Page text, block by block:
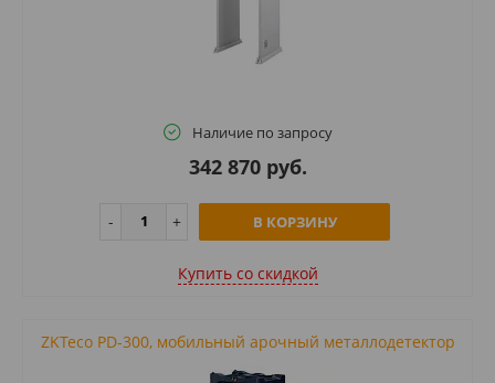
Наличие по запросу
342 870 руб.
В КОРЗИНУ
Купить cо скидкой
ZKTeco PD-300, мобильный арочный металлодетектор